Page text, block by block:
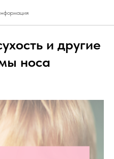
и другие
носа